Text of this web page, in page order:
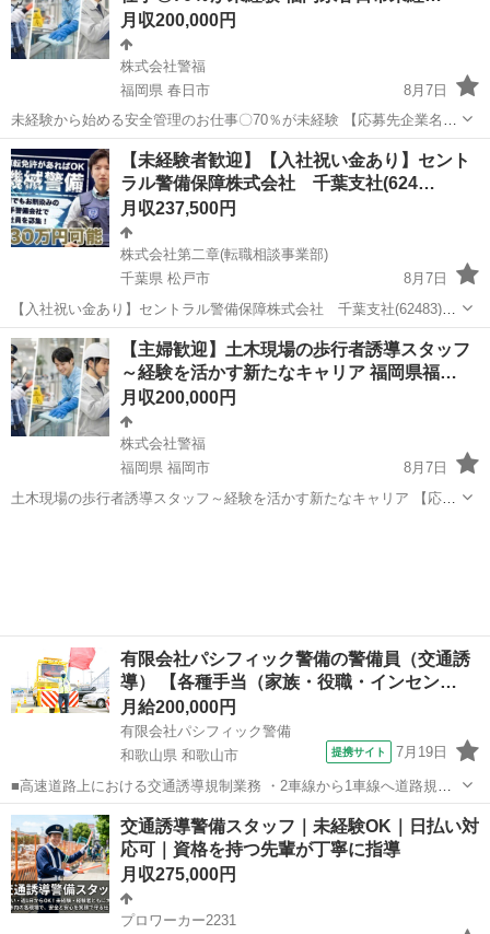
月収200,000円
株式会社警福
福岡県 春日市
8月7日
未経験から始める安全管理のお仕事〇70％が未経験 【応募先企業名】
株式会社警福 【雇用形態】正社員 【職種】警備員・警備関連 【応募
資格】 ・日本語ネイティブレベルの方に限る ・仕事内容欄の■□求め
る人材□■をご参照くださ...
福岡 春日市 警備員
【未経験者歓迎】【入社祝い金あり】セント
ラル警備保障株式会社 千葉支社(624…
月収237,500円
株式会社第二章(転職相談事業部)
千葉県 松戸市
8月7日
【入社祝い金あり】セントラル警備保障株式会社 千葉支社(62483)の
機械警備の正社員 - 新松戸駅 【応募先企業名】株式会社第二章(転職相
談事業部) 【雇用形態】正社員【人材紹介】 【職種】警備員・警備関
連 【応募資格】...
千葉 松戸市 警備員 未経験
【主婦歓迎】土木現場の歩行者誘導スタッフ
～経験を活かす新たなキャリア 福岡県福…
月収200,000円
株式会社警福
福岡県 福岡市
8月7日
土木現場の歩行者誘導スタッフ～経験を活かす新たなキャリア 【応募
有限会社パシフィック警備の警備員（交通誘
導） 【各種手当（家族・役職・インセン…
月給200,000円
有限会社パシフィック警備
和歌山県 和歌山市
提携サイト 7月19日
■高速道路上における交通誘導規制業務 ・2車線から1車線へ道路規制
・工事規制区での工事車両の誘導 ・工事終了後の道路規制の解除 ▼具
体的には･･･ 高速道路上での道路拡張・修復工事などの前に、 必ず必
要となるのが交通規制...
和歌山 和歌山市 警備員
交通誘導警備スタッフ｜未経験OK｜日払い対
応可｜資格を持つ先輩が丁寧に指導
月収275,000円
プロワーカー2231